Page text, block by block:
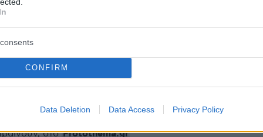
CONFIRM
Data Deletion Data Access Privacy Policy
Πολυτεχνείο είναι εδώ, μας περιμένει
protothema.gr στο Google News
στοProtothema.gr